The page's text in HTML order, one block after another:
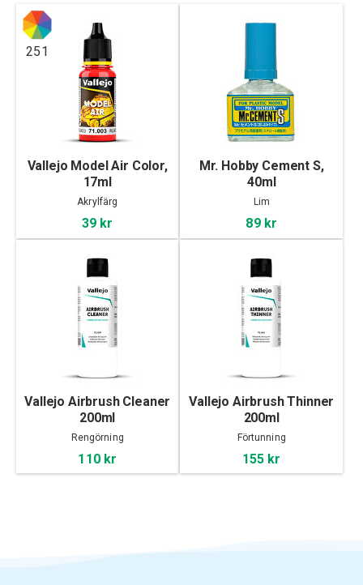
251
Vallejo Model Air Color,
17ml
Akrylfärg
39 kr
Mr. Hobby Cement S,
40ml
Lim
89 kr
Vallejo Airbrush Cleaner
200ml
Rengörning
110 kr
Vallejo Airbrush Thinner
200ml
Förtunning
155 kr